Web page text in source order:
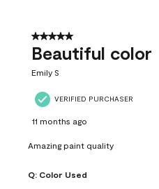
5 out of 5 stars.
Beautiful color
Emily S
VERIFIED PURCHASER
11 months ago
Amazing paint quality
Q: Color Used